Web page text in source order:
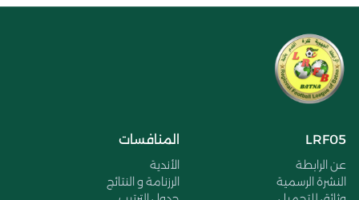
LRF05
عن الرابطة
النشرة الرسمية
المنافسات
الأندية
الرزنامة و النتائج